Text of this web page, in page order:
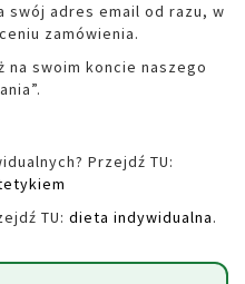
swój adres email od razu, w
zamówienia.
na swoim koncie naszego
Przejdź TU:
TU: dieta indywidualna.